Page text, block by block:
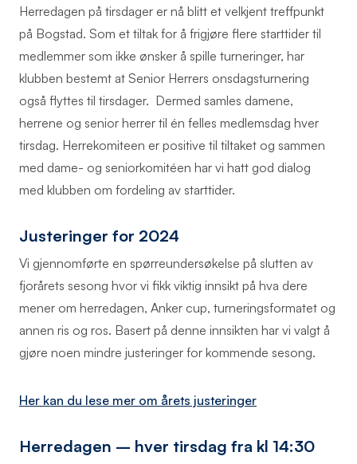
Herredagen på tirsdager er nå blitt et velkjent treffpunkt
på Bogstad. Som et tiltak for å frigjøre flere starttider til
medlemmer som ikke ønsker å spille turneringer, har
klubben bestemt at Senior Herrers onsdagsturnering
også flyttes til tirsdager. Dermed samles damene,
herrene og senior herrer til én felles medlemsdag hver
tirsdag. Herrekomiteen er positive til tiltaket og sammen
med dame- og seniorkomitéen har vi hatt god dialog
med klubben om fordeling av starttider.
Justeringer for 2024
Vi gjennomførte en spørreundersøkelse på slutten av
fjorårets sesong hvor vi fikk viktig innsikt på hva dere
mener om herredagen, Anker cup, turneringsformatet og
annen ris og ros. Basert på denne innsikten har vi valgt å
gjøre noen mindre justeringer for kommende sesong.
Her kan du lese mer om årets justeringer
Herredagen – hver tirsdag fra kl 14:30